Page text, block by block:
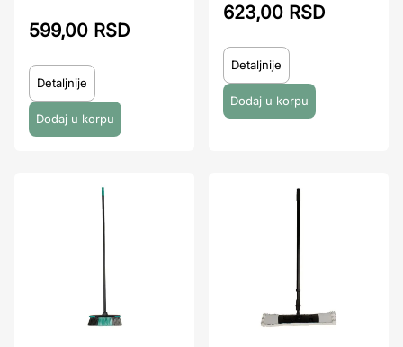
599,00 RSD
Detaljnije
623,00 RSD
Detaljnije